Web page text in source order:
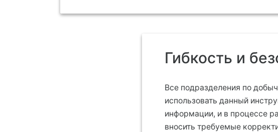
Гибкость и
Все подразделения по
использовать данный
информации, и в процессе
вносить требуемые